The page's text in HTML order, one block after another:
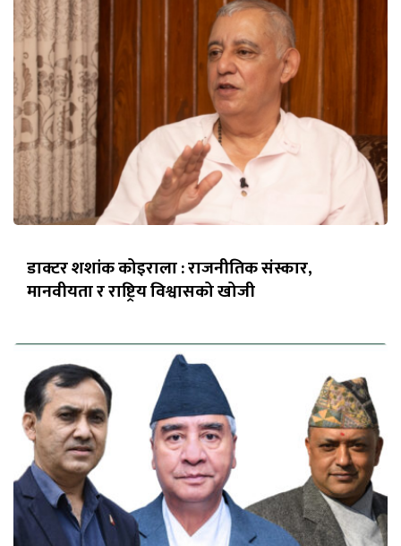
डाक्टर शशांक कोइराला : राजनीतिक संस्कार,
मानवीयता र राष्ट्रिय विश्वासको खोजी